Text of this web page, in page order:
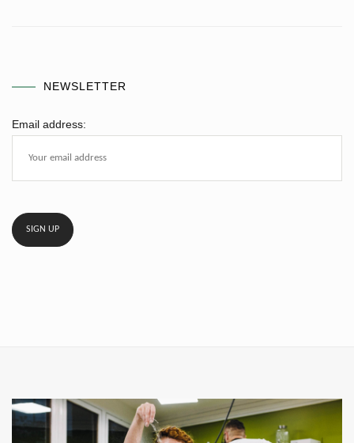
NEWSLETTER
Email address: